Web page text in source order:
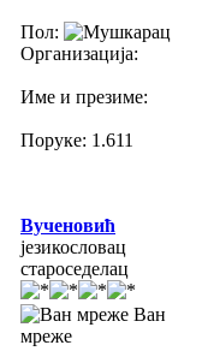
Пол:
Организација:
Име и презиме:
Поруке: 1.611
Вученовић
језикословац
староседелац
Ван
мреже